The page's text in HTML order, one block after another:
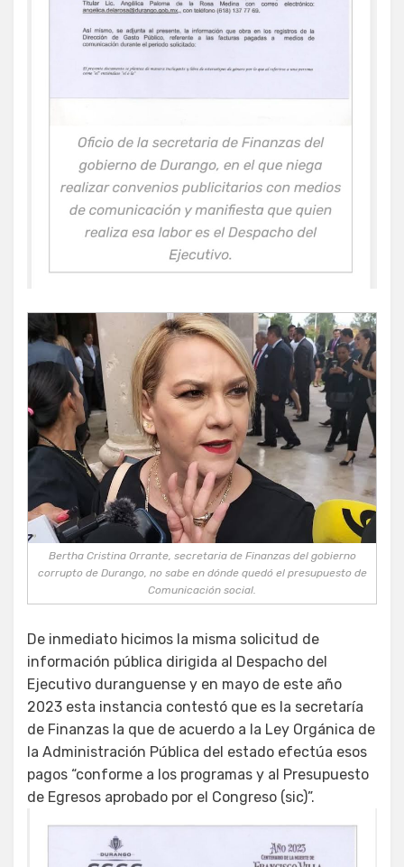
Bertha Cristina Orrante, secretaria de Finanzas del gobierno
corrupto de Durango, no sabe en dónde quedó el presupuesto de
Comunicación social.
De inmediato hicimos la misma solicitud de
información pública dirigida al Despacho del
Ejecutivo duranguense y en mayo de este año
2023 esta instancia contestó que es la secretaría
de Finanzas la que de acuerdo a la Ley Orgánica de
la Administración Pública del estado efectúa esos
pagos “conforme a los programas y al Presupuesto
de Egresos aprobado por el Congreso (sic)”.